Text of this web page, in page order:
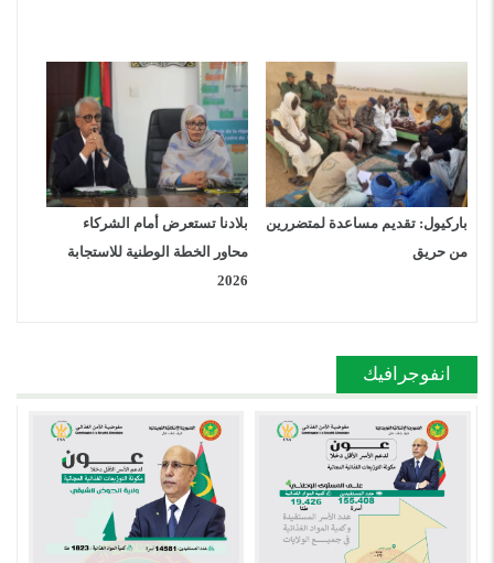
باركيول: تقديم مساعدة لمتضررين
من حريق
بلادنا تستعرض أمام الشركاء
محاور الخطة الوطنية للاستجابة
2026
انفوجرافيك